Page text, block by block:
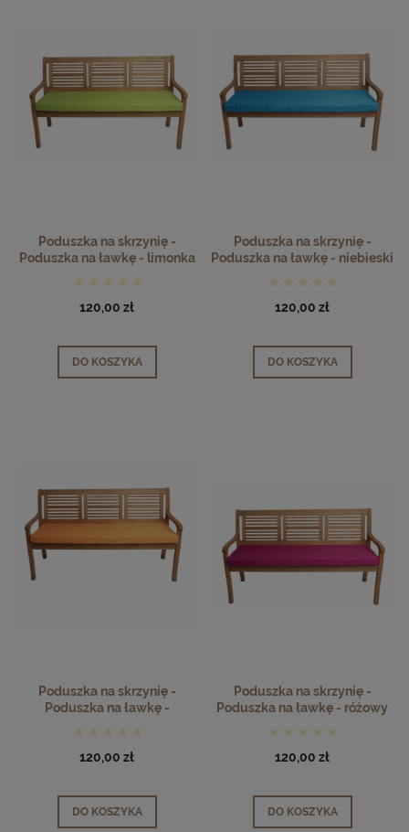
Poduszka na skrzynię -
Poduszka na ławkę - limonka
120,00 zł
DO KOSZYKA
Poduszka na skrzynię -
Poduszka na ławkę - niebieski
120,00 zł
DO KOSZYKA
Poduszka na skrzynię -
Poduszka na ławkę -
120,00 zł
DO KOSZYKA
Poduszka na skrzynię -
Poduszka na ławkę - różowy
120,00 zł
DO KOSZYKA